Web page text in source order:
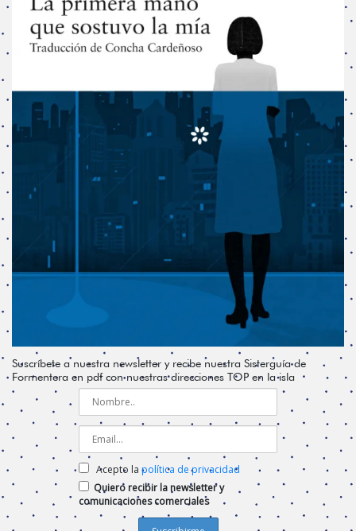
Suscríbete a nuestra newsletter y recibe nuestra Sisterguía de
Formentera en pdf con nuestras direcciones TOP en la isla
Acepto la política de privacidad
Quiero recibir la newsletter y
comunicaciones comerciales